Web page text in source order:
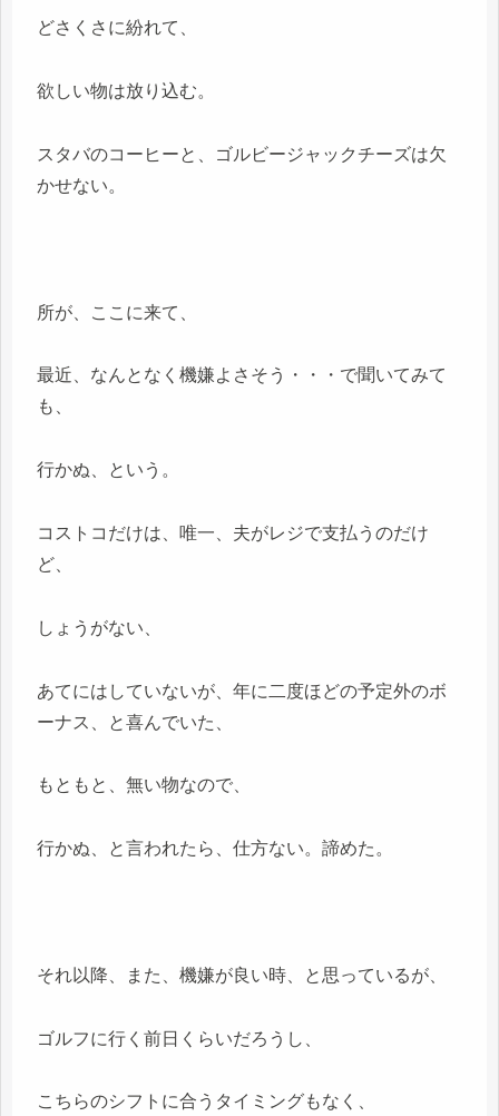
どさくさに紛れて、
欲しい物は放り込む。
スタバのコーヒーと、ゴルビージャックチーズは欠
かせない。
所が、ここに来て、
最近、なんとなく機嫌よさそう・・・で聞いてみて
も、
行かぬ、という。
コストコだけは、唯一、夫がレジで支払うのだけ
ど、
しょうがない、
あてにはしていないが、年に二度ほどの予定外のボ
ーナス、と喜んでいた、
もともと、無い物なので、
行かぬ、と言われたら、仕方ない。諦めた。
それ以降、また、機嫌が良い時、と思っているが、
ゴルフに行く前日くらいだろうし、
こちらのシフトに合うタイミングもなく、